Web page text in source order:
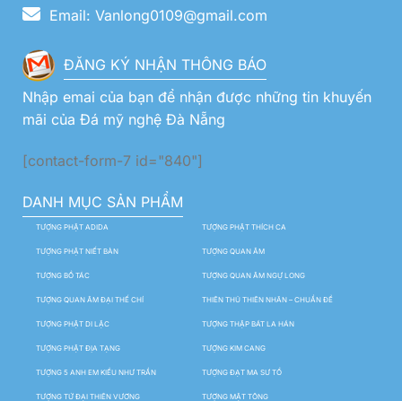
Email: Vanlong0109@gmail.com
ĐĂNG KÝ NHẬN THÔNG BÁO
Nhập emai của bạn để nhận được những tin khuyến
mãi của Đá mỹ nghệ Đà Nẵng
[contact-form-7 id="840"]
DANH MỤC SẢN PHẨM
TƯỢNG PHẬT ADIDA TƯỢNG PHẬT THÍCH CA
TƯỢNG PHẬT NIẾT BÀN TƯỢNG QUAN ÂM
TƯỢNG BỒ TÁC TƯỢNG QUAN ÂM NGỰ LONG
TƯỢNG QUAN ÂM ĐẠI THẾ CHÍ THIÊN THỦ THIÊN NHÃN – CHUẨN ĐỀ
TƯỢNG PHẬT DI LẶC TƯỢNG THẬP BÁT LA HÁN
TƯỢNG PHẬT ĐỊA TẠNG TƯỢNG KIM CANG
TƯỢNG 5 ANH EM KIỀU NHƯ TRẦN TƯỢNG ĐẠT MA SƯ TỔ
TƯỢNG TỨ ĐẠI THIÊN VƯƠNG TƯỢNG MẬT TÔNG